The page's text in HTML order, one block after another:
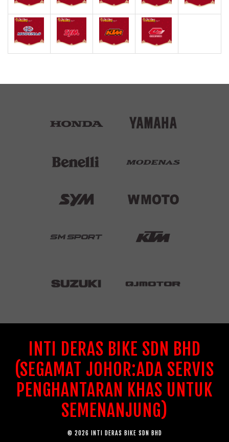
INTI DERAS BIKE SDN BHD
(SEGAMAT JOHOR:ADA SERVIS
PENGHANTARAN KHAS UNTUK
SEMENANJUNG)
© 2026 INTI DERAS BIKE SDN BHD